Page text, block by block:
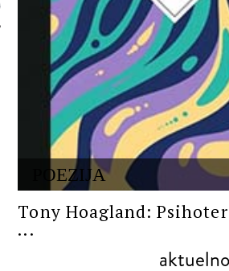
POEZIJA
Tony Hoagland:
...
aktuelno